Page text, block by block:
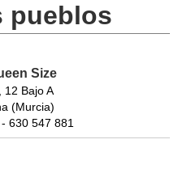
pueblos
Size
12 Bajo A
(Murcia)
630 547 881